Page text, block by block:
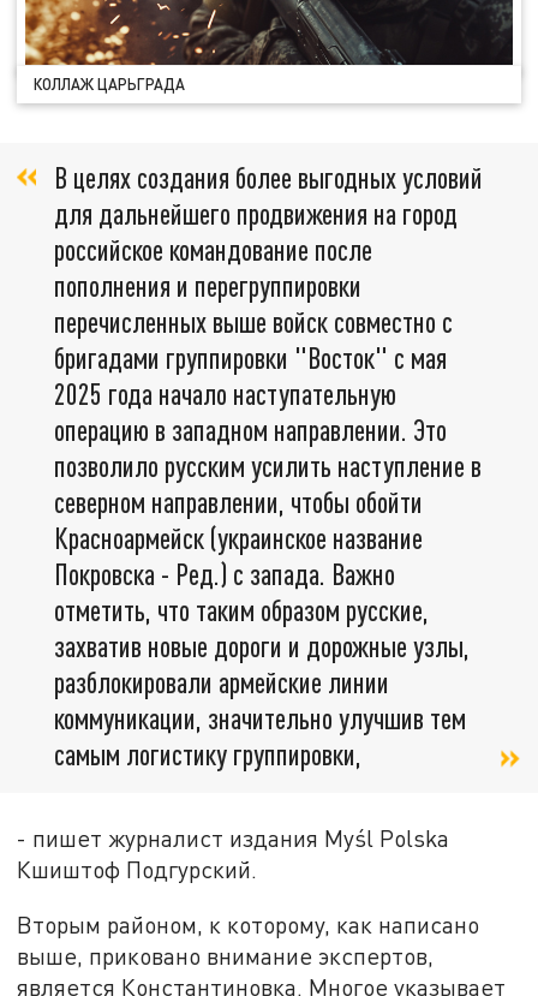
КОЛЛАЖ ЦАРЬГРАДА
В целях создания более выгодных условий
для дальнейшего продвижения на город
российское командование после
пополнения и перегруппировки
перечисленных выше войск совместно с
бригадами группировки "Восток" с мая
2025 года начало наступательную
операцию в западном направлении. Это
позволило русским усилить наступление в
северном направлении, чтобы обойти
Красноармейск (украинское название
Покровска - Ред.) с запада. Важно
отметить, что таким образом русские,
захватив новые дороги и дорожные узлы,
разблокировали армейские линии
коммуникации, значительно улучшив тем
самым логистику группировки,
- пишет журналист издания Myśl Polska
Кшиштоф Подгурский.
Вторым районом, к которому, как написано
выше, приковано внимание экспертов,
является Константиновка. Многое указывает